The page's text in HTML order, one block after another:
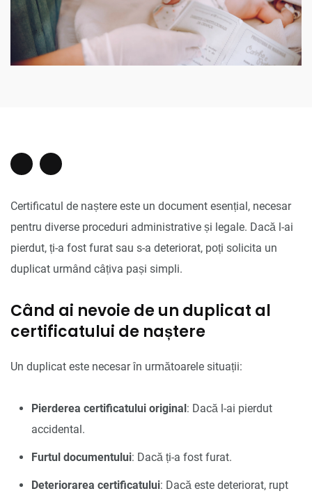
Certificatul de naștere este un document esențial, necesar
pentru diverse proceduri administrative și legale. Dacă l-ai
pierdut, ți-a fost furat sau s-a deteriorat, poți solicita un
duplicat urmând câțiva pași simpli.
Când ai nevoie de un duplicat al
certificatului de naștere
Un duplicat este necesar în următoarele situații:
Pierderea certificatului original: Dacă l-ai pierdut
accidental.
Furtul documentului: Dacă ți-a fost furat.
Deteriorarea certificatului: Dacă este deteriorat, rupt